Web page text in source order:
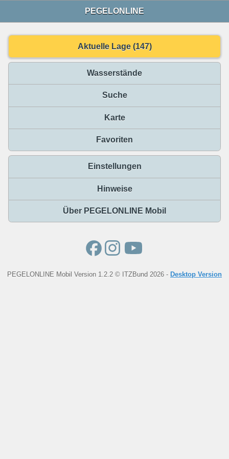
PEGELONLINE
Aktuelle Lage (147)
Wasserstände
Suche
Karte
Favoriten
Einstellungen
Hinweise
Über PEGELONLINE Mobil
PEGELONLINE Mobil Version 1.2.2 © ITZBund 2026 - Desktop Version